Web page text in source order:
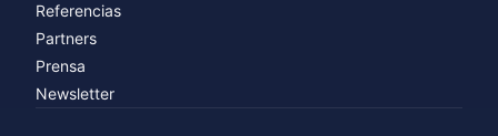
Referencias
Partners
Prensa
Newsletter